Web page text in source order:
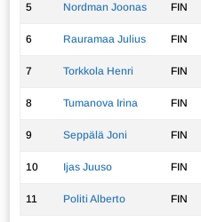
5 Nordman Joonas FIN
6 Rauramaa Julius FIN
7 Torkkola Henri FIN
8 Tumanova Irina FIN
9 Seppälä Joni FIN
10 Ijas Juuso FIN
11 Politi Alberto FIN